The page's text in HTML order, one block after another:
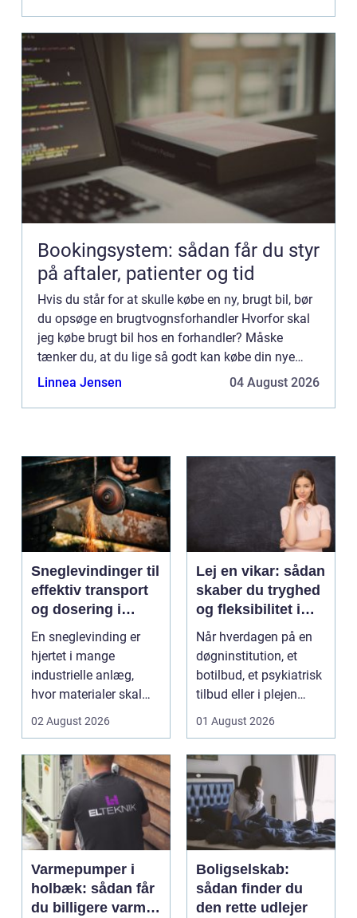
Bookingsystem: sådan får du styr
på aftaler, patienter og tid
Hvis du står for at skulle købe en ny, brugt bil, bør
du opsøge en brugtvognsforhandler Hvorfor skal
jeg købe brugt bil hos en forhandler? Måske
tænker du, at du lige så godt kan købe din nye
brugte bil hos en privatperson. Men her har du
Linnea Jensen 04 August 2026
Sneglevindinger til
effektiv transport
og dosering i
industrien
En sneglevinding er
hjertet i mange
industrielle anlæg,
hvor materialer skal
flyttes, doseres eller ...
02 August 2026
Lej en vikar: sådan
skaber du tryghed
og fleksibilitet i
hverdagen
Når hverdagen på en
døgninstitution, et
botilbud, et psykiatrisk
tilbud eller i plejen
pludselig ænd...
01 August 2026
Varmepumper i
holbæk: sådan får
du billigere varme
Boligselskab:
sådan finder du
den rette udlejer